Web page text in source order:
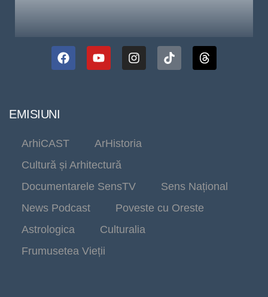
EMISIUNI
ArhiCAST
ArHistoria
Cultură și Arhitectură
Documentarele SensTV
Sens Național
News Podcast
Poveste cu Oreste
Astrologica
Culturalia
Frumusetea Vieții